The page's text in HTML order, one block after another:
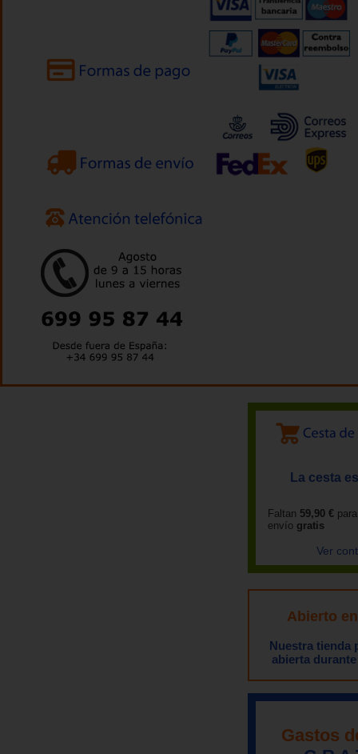
La cesta
Faltan 59,90 €
envío gratis
Ver
Abierto
Nuestra tienda
abierta
Gastos